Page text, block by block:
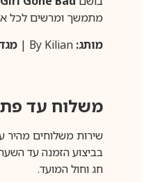
מתמשך ומרשים לכל
מותג:
משלוח עד פתח
שירות משלוחים מהיר עד
חג וחול המועד.